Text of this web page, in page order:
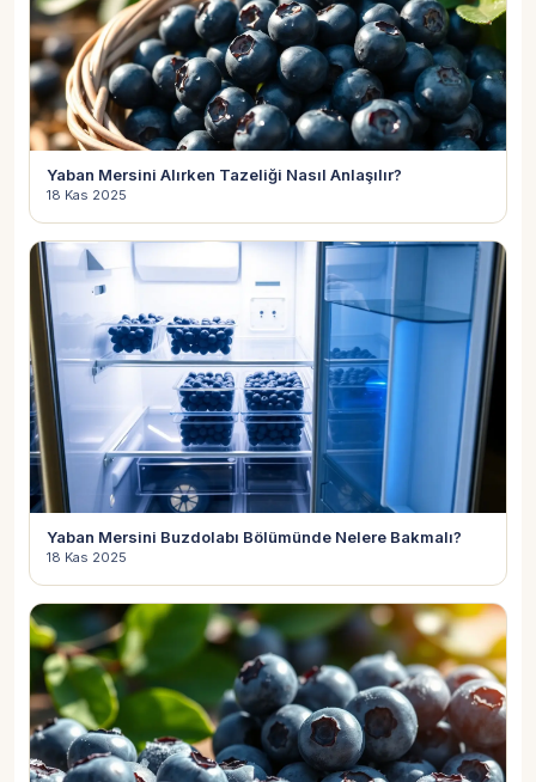
Yaban Mersini Alırken Tazeliği Nasıl Anlaşılır?
18 Kas 2025
Yaban Mersini Buzdolabı Bölümünde Nelere Bakmalı?
18 Kas 2025